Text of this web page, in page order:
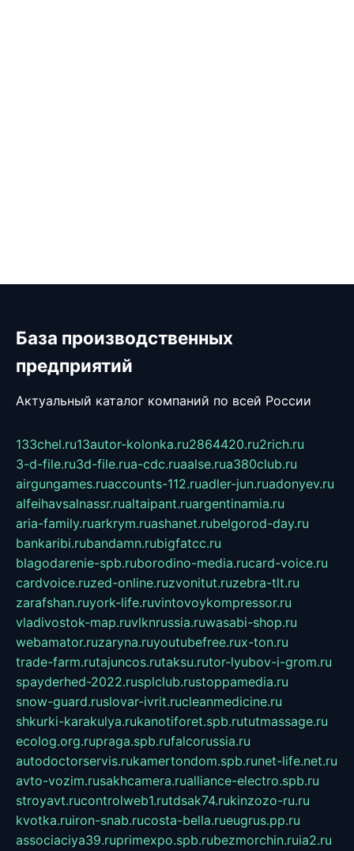
База производственных
предприятий
Актуальный каталог компаний по всей России
133chel.ru13autor-kolonka.ru2864420.ru2rich.ru
3-d-file.ru3d-file.rua-cdc.ruaalse.rua380club.ru
airgungames.ruaccounts-112.ruadler-jun.ruadonyev.ru
alfeihavsalnassr.rualtaipant.ruargentinamia.ru
aria-family.ruarkrym.ruashanet.rubelgorod-day.ru
bankaribi.rubandamn.rubigfatcc.ru
blagodarenie-spb.ruborodino-media.rucard-voice.ru
cardvoice.ruzed-online.ruzvonitut.ruzebra-tlt.ru
zarafshan.ruyork-life.ruvintovoykompressor.ru
vladivostok-map.ruvlknrussia.ruwasabi-shop.ru
webamator.ruzaryna.ruyoutubefree.rux-ton.ru
trade-farm.rutajuncos.rutaksu.rutor-lyubov-i-grom.ru
spayderhed-2022.rusplclub.rustoppamedia.ru
snow-guard.ruslovar-ivrit.rucleanmedicine.ru
shkurki-karakulya.rukanotiforet.spb.rututmassage.ru
ecolog.org.rupraga.spb.rufalcorussia.ru
autodoctorservis.rukamertondom.spb.runet-life.net.ru
avto-vozim.rusakhcamera.rualliance-electro.spb.ru
stroyavt.rucontrolweb1.rutdsak74.rukinzozo-ru.ru
kvotka.ruiron-snab.rucosta-bella.rueugrus.pp.ru
associaciya39.ruprimexpo.spb.rubezmorchin.ruia2.ru